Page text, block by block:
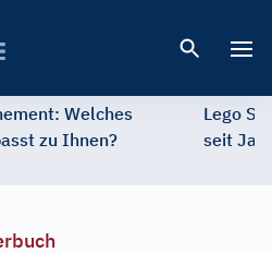
Welches
zu Ihnen?
Lego
seit